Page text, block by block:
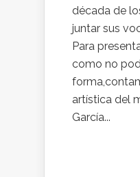
década de
juntar sus
Para
como no
artística del
García...